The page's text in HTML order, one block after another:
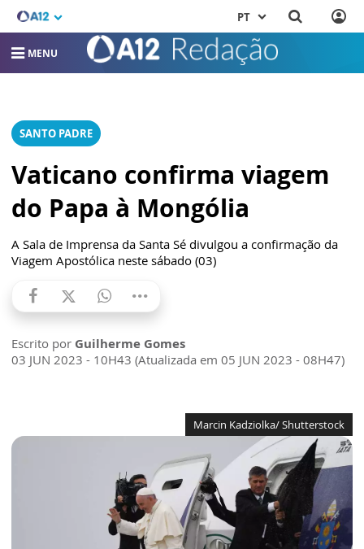
PT
MENU
SANTO PADRE
Vaticano confirma viagem
do Papa à Mongólia
A Sala de Imprensa da Santa Sé divulgou a confirmação da
Viagem Apostólica neste sábado (03)
Escrito por Guilherme Gomes
03 JUN 2023 - 10H43 (Atualizada em 05 JUN 2023 - 08H47)
Marcin Kadziolka/ Shutterstock